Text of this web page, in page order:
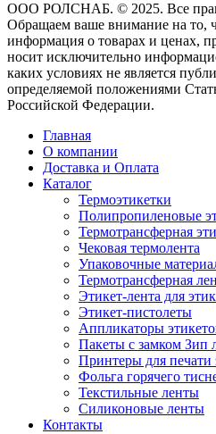
ООО РОЛСНАБ. © 2025. Все
Обращаем ваше внимание на то,
информация о товарах и ценах,
носит исключительно
каких условиях не является
определяемой положениями
Российской Федерации.
Главная
О компании
Доставка и Оплата
Каталог
Термоэтикетки
Полипропиленовые
Термотрансферная
Чековая термолента
Упаковочные
Термотрансферная
Этикет-лента для
Этикет-пистолеты
Аппликаторы
Пакеты с замком Зип
Принтеры для печати
Фольга горячего
Текстильные ленты
Силиконовые ленты
Контакты